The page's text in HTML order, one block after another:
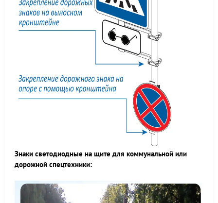
Знаки светодиодные на щите для коммунальной или
дорожной спецтехники: